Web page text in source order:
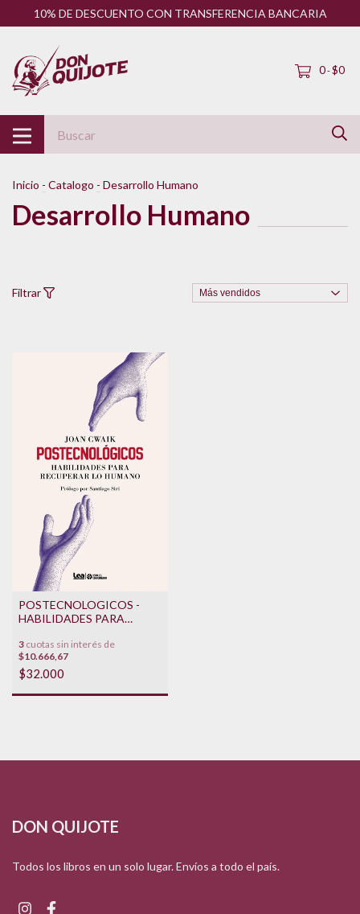
10% DE DESCUENTO CON TRANSFERENCIA BANCARIA
0-$0
Inicio - Catalogo - Desarrollo Humano
Desarrollo Humano
Filtrar
POSTECNOLOGICOS -
HABILIDADES PARA
3 cuotas sin interés de
$10.666,67
$32.000
DON QUIJOTE
Todos los libros en un solo lugar. Envíos a todo el país.